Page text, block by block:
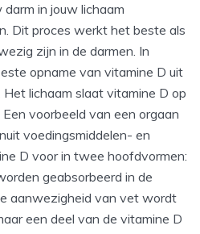
in jouw lichaam
Dit proces werkt het beste als
zijn in de darmen. In
opname van vitamine D uit
lichaam slaat vitamine D op
voorbeeld van een orgaan
voedingsmiddelen- en
D voor in twee hoofdvormen:
geabsorbeerd in de
aanwezigheid van vet wordt
een deel van de vitamine D